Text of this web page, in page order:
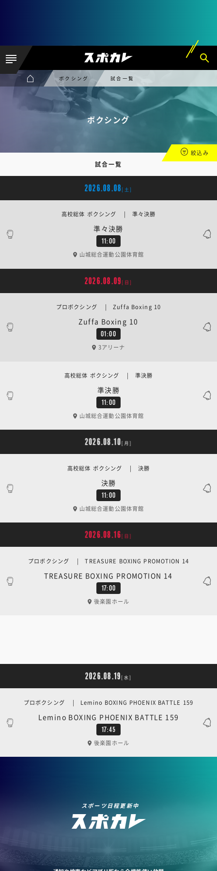
ボクシング 試合一覧
ボクシング
試合一覧
絞込み
2026.08.08 [土]
11:00
準々決勝
高校総体 ボクシング | 準々決勝
山城総合運動公園体育館
2026.08.09 [日]
01:00
Zuffa Boxing 10
プロボクシング | Zuffa Boxing 10
3アリーナ
11:00
準決勝
高校総体 ボクシング | 準決勝
山城総合運動公園体育館
2026.08.10[月]
11:00
決勝
高校総体 ボクシング | 決勝
山城総合運動公園体育館
2026.08.16[日]
17:00
TREASURE BOXING PROMOTION 14
プロボクシング | TREASURE BOXING PROMOTION 14
後楽園ホール
2026.08.19 [水]
17:45
Lemino BOXING PHOENIX BATTLE 159
プロボクシング | Lemino BOXING PHOENIX BATTLE 159
後楽園ホール
スポーツ日程更新中